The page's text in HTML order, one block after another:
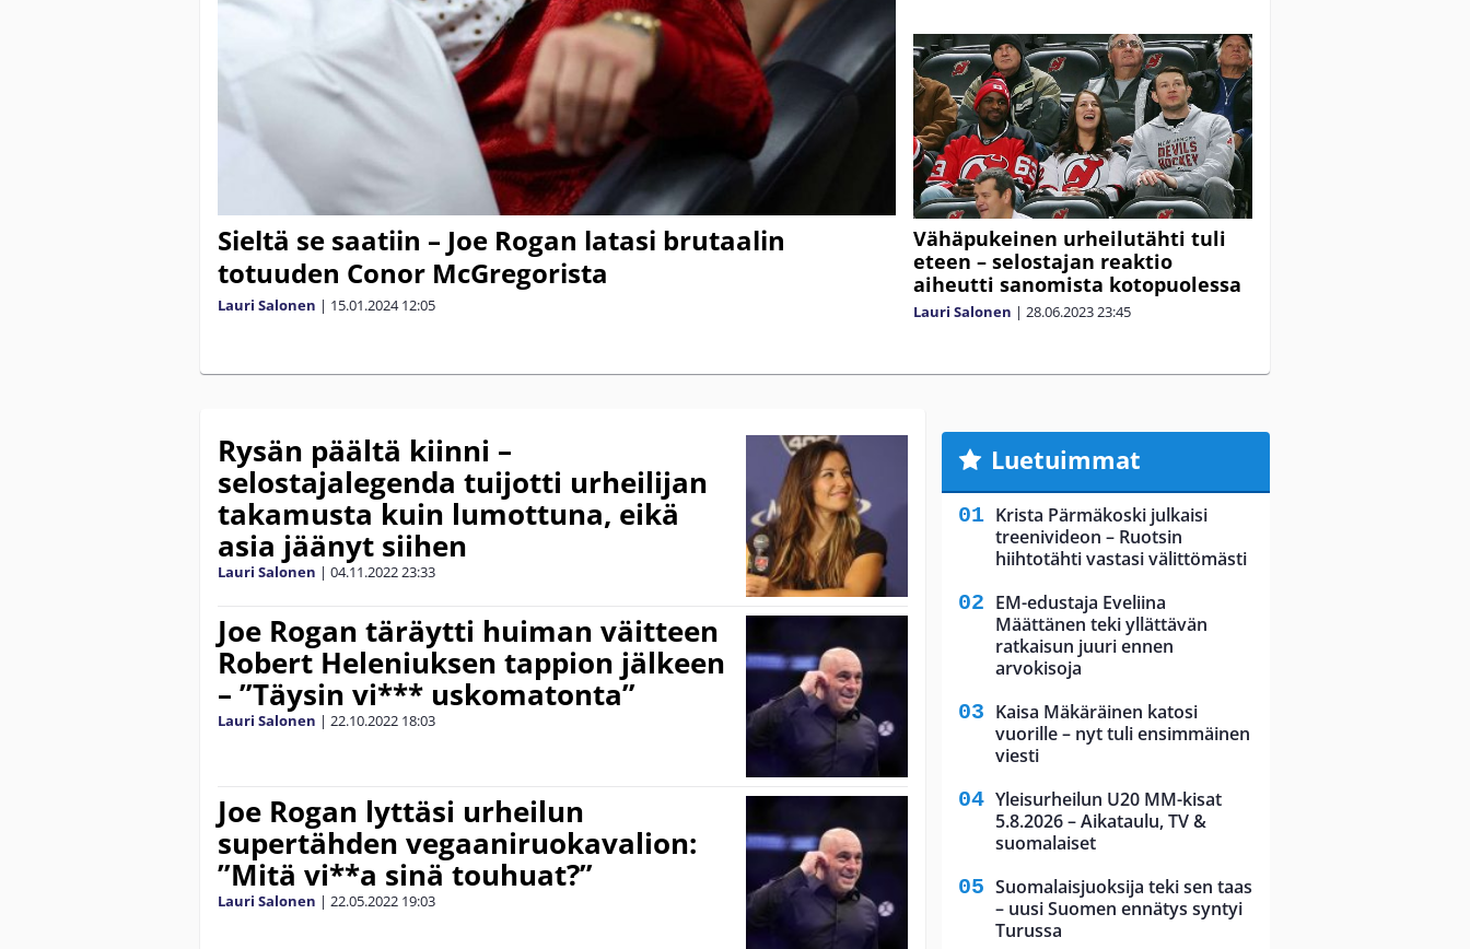
Sieltä se saatiin – Joe Rogan latasi brutaalin
totuuden Conor McGregorista
Lauri Salonen | 15.01.2024 12:05
Vähäpukeinen urheilutähti tuli
eteen – selostajan reaktio
aiheutti sanomista kotopuolessa
Lauri Salonen | 28.06.202323:45
Rysän päältä kiinni –
selostajalegenda tuijotti urheilijan
takamusta kuin lumottuna, eikä
asia jäänyt siihen
Lauri Salonen | 04.11.202223:33
Joe Rogan täräytti huiman väitteen
Robert Heleniuksen tappion jälkeen
– ”Täysin vi*** uskomatonta”
Lauri Salonen | 22.10.2022 18:03
Joe Rogan lyttäsi urheilun
supertähden vegaaniruokavalion:
”Mitä vi**a sinä touhuat?”
Lauri Salonen | 22.05.2022 19:03
Luetuimmat
Krista Pärmäkoski julkaisi
treenivideon – Ruotsin
hiihtotähti vastasi välittömästi
EM-edustaja Eveliina
Määttänen teki yllättävän
ratkaisun juuri ennen
arvokisoja
Kaisa Mäkäräinen katosi
vuorille – nyt tuli ensimmäinen
viesti
Yleisurheilun U20 MM-kisat
5.8.2026 – Aikataulu, TV &
suomalaiset
Suomalaisjuoksija teki sen taas
– uusi Suomen ennätys syntyi
Turussa